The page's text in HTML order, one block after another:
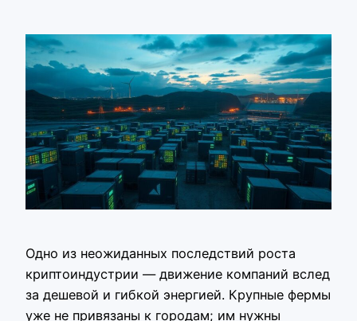
Одно из неожиданных последствий роста
криптоиндустрии — движение компаний вслед
за дешевой и гибкой энергией. Крупные фермы
уже не привязаны к городам; им нужны